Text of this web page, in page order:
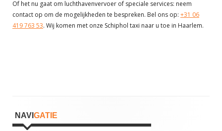
Of het nu gaat om luchthavenvervoer of speciale services: neem
contact op om de mogelijkheden te bespreken. Bel ons op: +31 06
419 763 53. Wij komen met onze Schiphol taxi naar u toe in Haarlem.
Hoofd
NAVI GATIE